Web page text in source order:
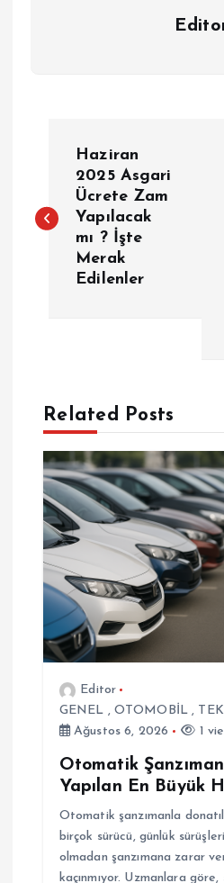
z
z
n
m
e
s
Haziran
2025 Asgari
Ücrete Zam
Yapılacak
mı ? İşte
Merak
Edilenler
Related Posts
Editor
GENEL , OTOMOBİL ,
Ağustos 6, 2026
1
Otomatik
Yapılan En Büyük
Otomatik şanzımanla
birçok sürücü, günlük
olmadan şanzımana zarar
kaçınmıyor. Uzmanlara